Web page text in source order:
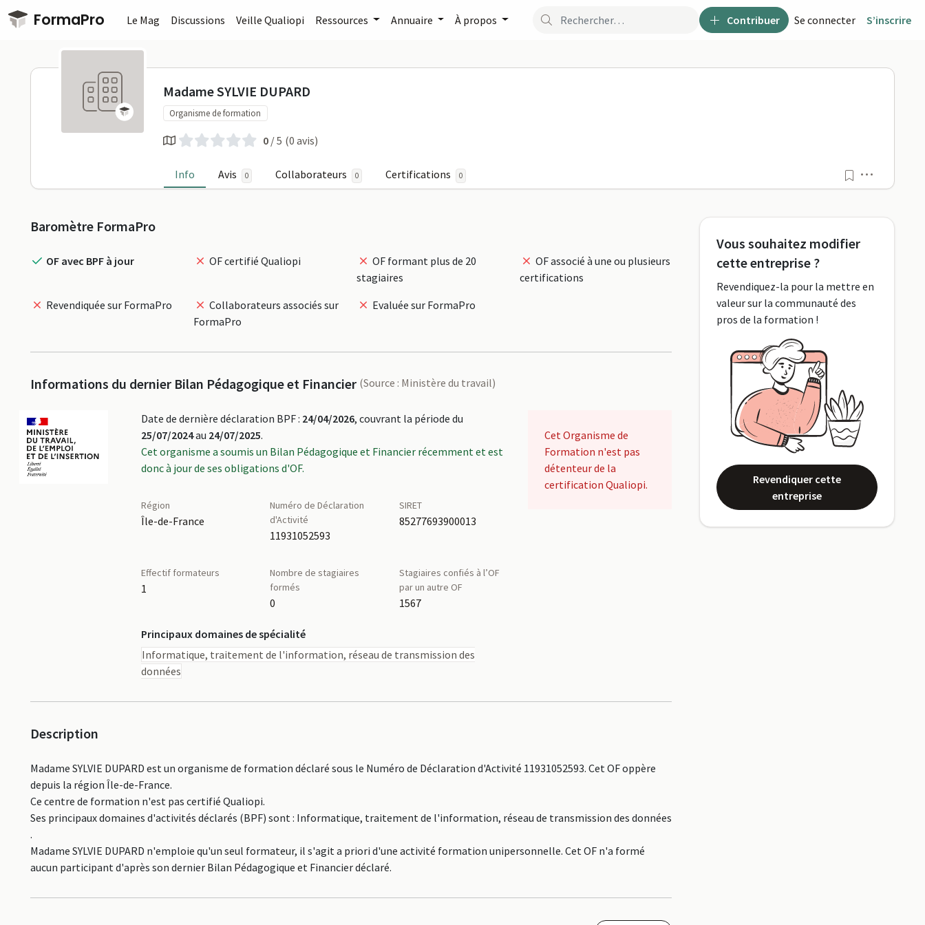
Passer au contenu principal
FormaPro Contribuer Se connecter S’inscrire
Le Mag Discussions Veille Qualiopi Ressources Annuaire À propos
Madame SYLVIE DUPARD sur FormaPro
Madame SYLVIE DUPARD
Organisme de formation
0 / 5 (0 avis)
Info Avis 0 Collaborateurs 0 Certifications 0
Profil
Baromètre FormaPro
OF avec BPF à jour OF certifié Qualiopi
OF formant plus de 20
stagiaires
OF associé à une ou plusieurs
certifications
Revendiquée sur FormaPro
Collaborateurs associés sur
FormaPro
Evaluée sur FormaPro
Informations du dernier Bilan Pédagogique et Financier (Source : Ministère du travail)
Date de dernière déclaration BPF : 24/04/2026, couvrant la période du
25/07/2024au 24/07/2025.
Cet organisme a soumis un Bilan Pédagogique et Financier récemment et est
donc à jour de ses obligations d'OF.
Région
Île-de-France
Numéro de Déclaration
d'Activité
11931052593
SIRET
85277693900013
Effectif formateurs
1
Nombre de stagiaires
formés
0
Stagiaires confiés à l’OF
par un autre OF
1567
Principaux domaines de spécialité
Informatique, traitement de l'information, réseau de transmission des
données
Cet Organisme de
Formation n'est pas
détenteur de la
certification Qualiopi.
Description
Madame SYLVIE DUPARD est un organisme de formation déclaré sous le Numéro de Déclaration d'Activité 11931052593. Cet OF oppère
depuis la région Île-de-France.
Ce centre de formation n'est pas certifié Qualiopi.
Ses principaux domaines d'activités déclarés (BPF) sont : Informatique, traitement de l'information, réseau de transmission des données
.
Madame SYLVIE DUPARD n'emploie qu'un seul formateur, il s'agit a priori d'une activité formation unipersonnelle. Cet OF n'a formé
aucun participant d'après son dernier Bilan Pédagogique et Financier déclaré.
Vous souhaitez modifier
cette entreprise ?
Revendiquez-la pour la mettre en
valeur sur la communauté des
pros de la formation !
Revendiquer cette
entreprise